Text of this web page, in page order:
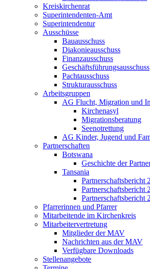
Kreiskirchenrat
Superintendenten-Amt
Superintendentur
Ausschüsse
Bauausschuss
Diakonieausschuss
Finanzausschuss
Geschäftsführungsausschuss
Pachtausschuss
Strukturausschuss
Arbeitsgruppen
AG Flucht, Migration und
Kirchenasyl
Migrationsberatung
Seenotrettung
AG Kinder, Jugend und
Partnerschaften
Botswana
Geschichte der
Tansania
Partnerschaftsbericht
Partnerschaftsbericht
Partnerschaftsbericht
Pfarrerinnen und Pfarrer
Mitarbeitende im Kirchenkreis
Mitarbeitervertretung
Mitglieder der MAV
Nachrichten aus der MAV
Verfügbare Downloads
Stellenangebote